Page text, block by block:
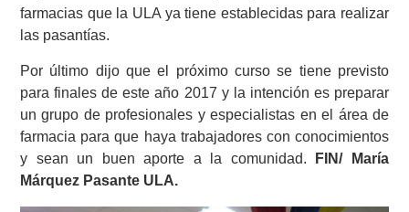
farmacias que la ULA ya tiene establecidas para realizar
las pasantías.
Por último dijo que el próximo curso se tiene previsto
para finales de este año 2017 y la intención es preparar
un grupo de profesionales y especialistas en el área de
farmacia para que haya trabajadores con conocimientos
y sean un buen aporte a la comunidad.
FIN/ María
Márquez Pasante ULA.